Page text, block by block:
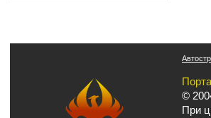
©
При